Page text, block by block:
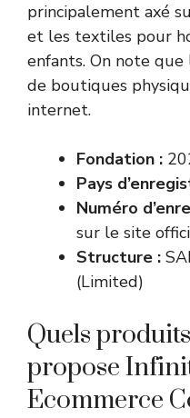
principalement axé
et les textiles pour
enfants. On note que
de boutiques
internet.
Fondation :
Pays
Numéro
sur le site
Structure :
(Limited)
Quels
propose
Ecommerce